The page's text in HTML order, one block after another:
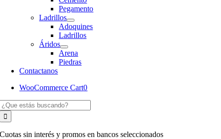
Pegamento
Ladrillos
Adoquines
Ladrillos
Áridos
Arena
Piedras
Contactanos
WooCommerce Cart0
Cuotas sin interés y promos en bancos seleccionados